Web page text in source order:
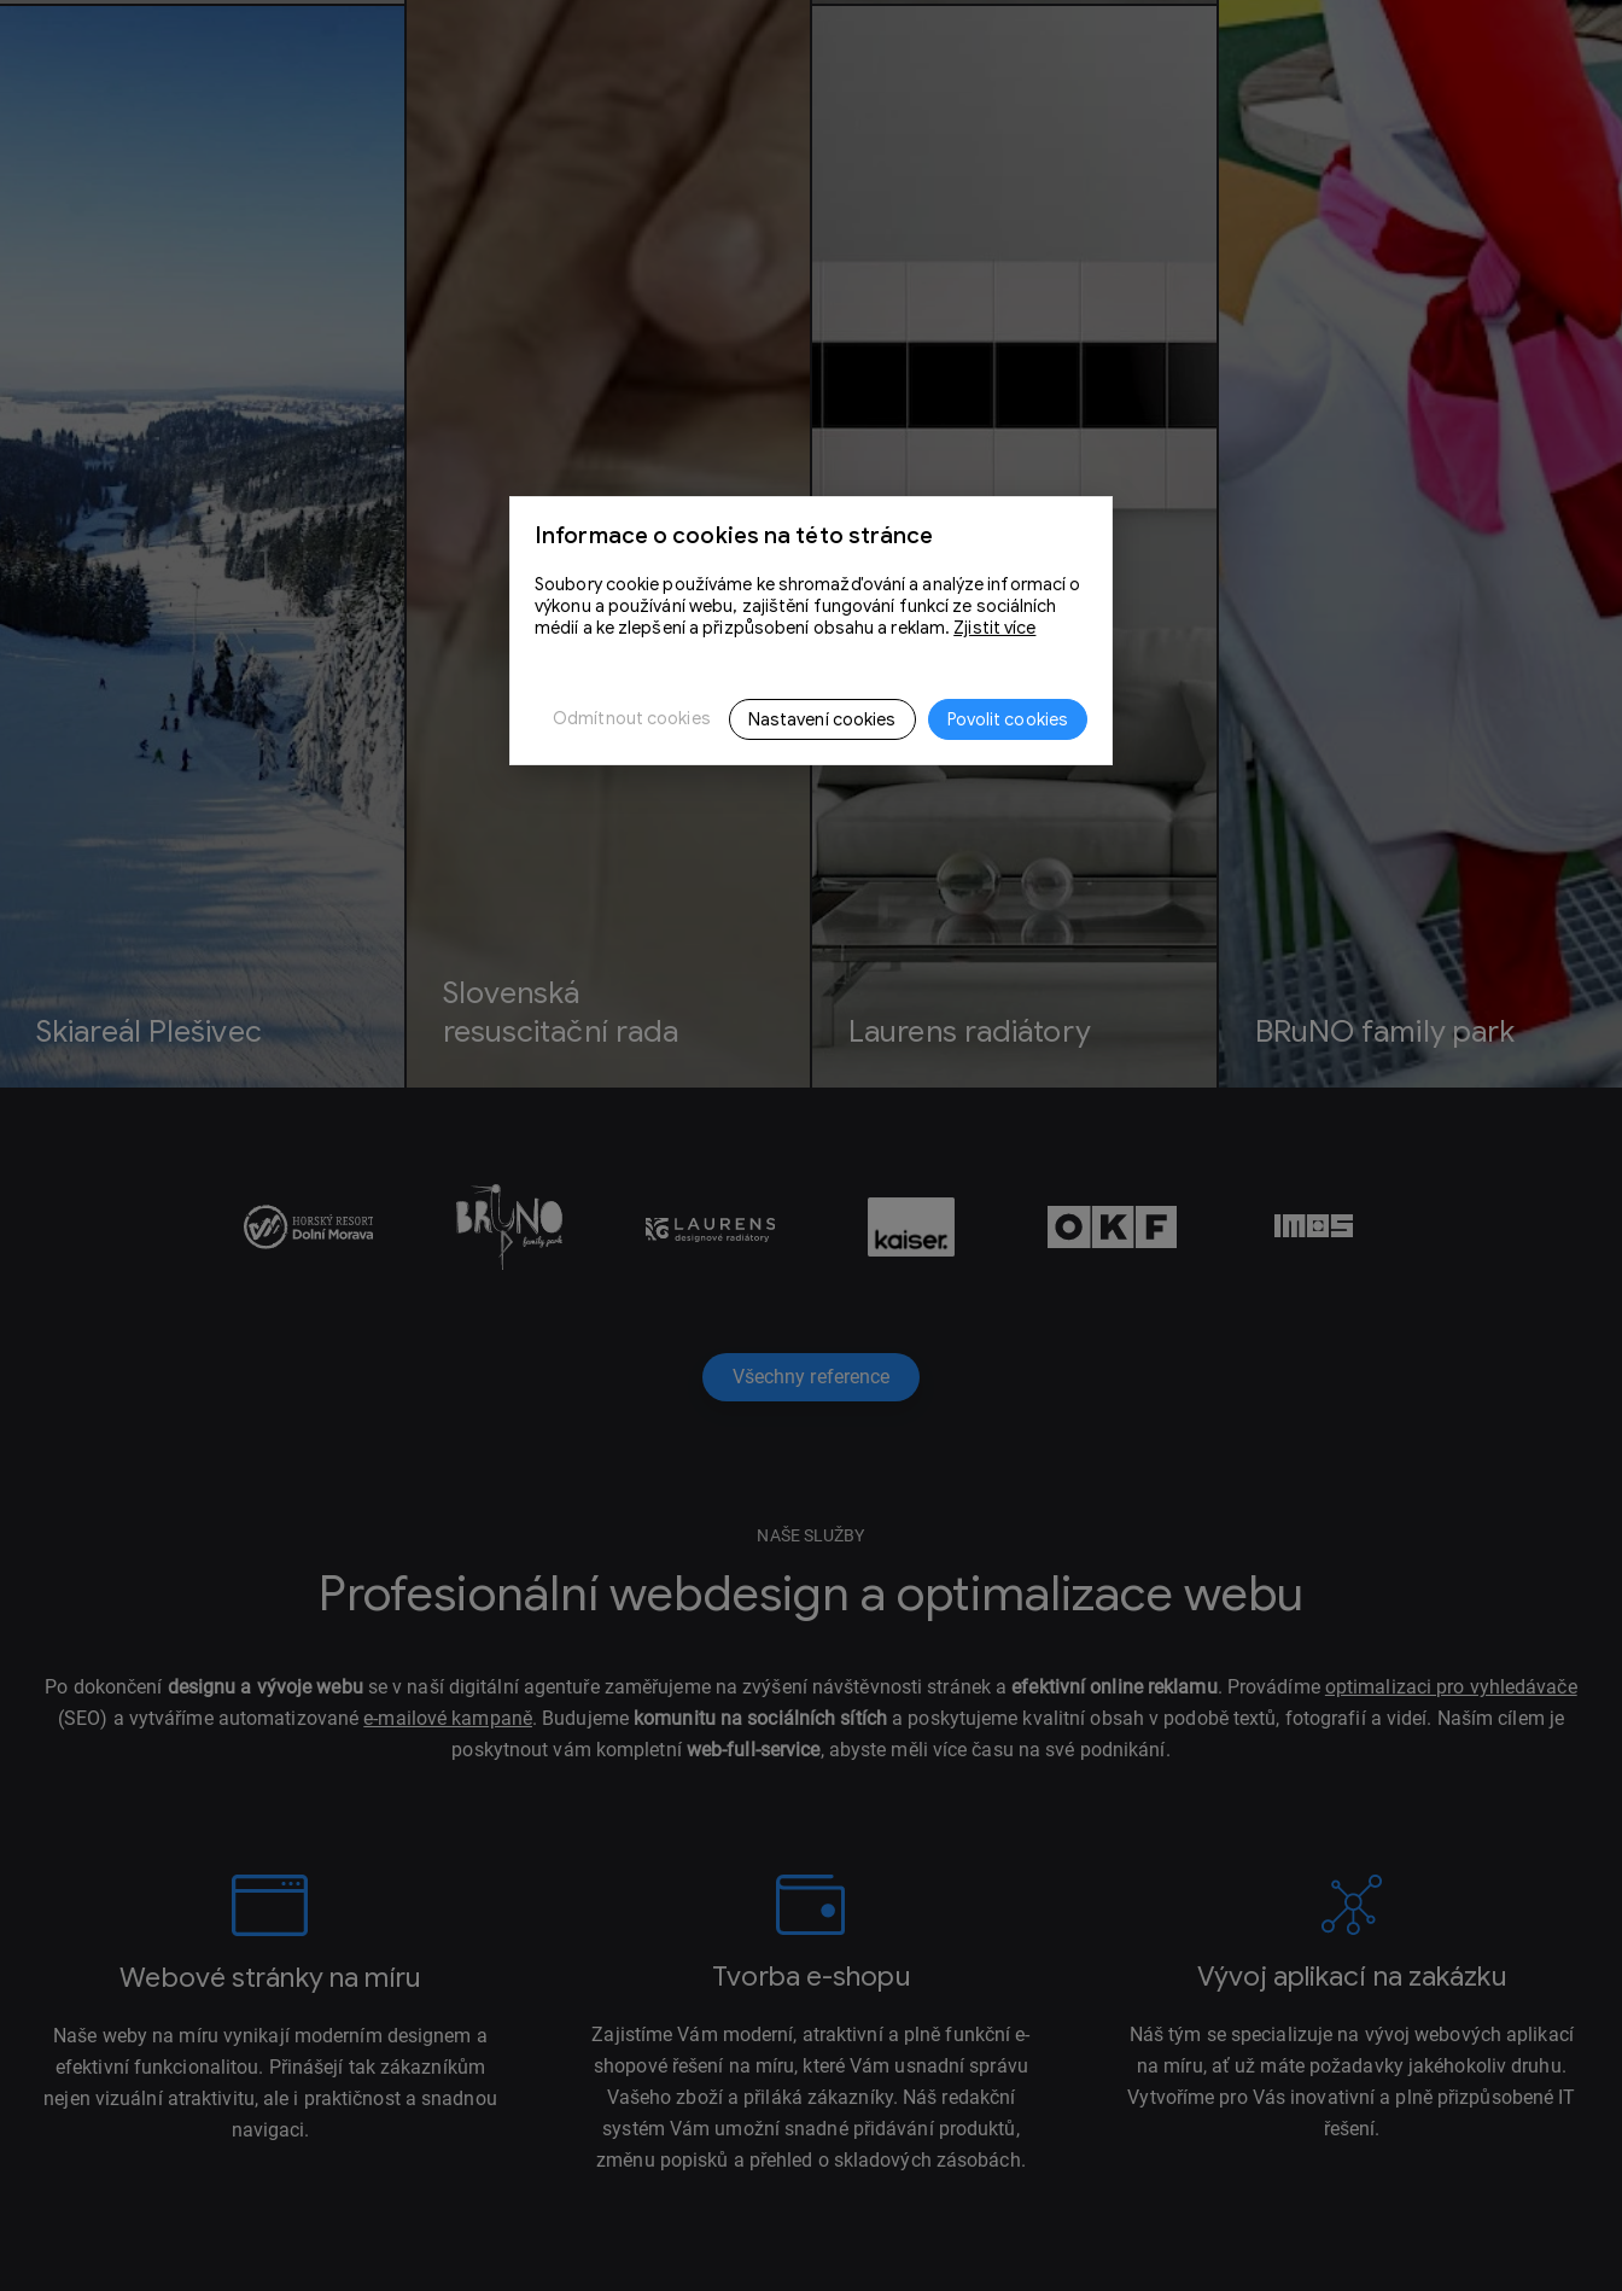
Informace o cookies na této stránce
Soubory cookie používáme ke shromažďování a analýze informací o
výkonu a používání webu, zajištění fungování funkcí ze sociálních
médií a ke zlepšení a přizpůsobení obsahu a reklam. Zjistit více
Povolit cookies
Nastavení cookies
Odmítnout cookies
Slovenská
resuscitační rada
BRuNO family park
Skiareál Plešivec Laurens radiátory
Všechny reference
NAŠE SLUŽBY
Profesionální webdesign a optimalizace webu
Po dokončení designu a vývoje webuse v naší digitální agentuře zaměřujeme na zvýšení návštěvnosti stránek aefektivní online reklamu. Provádíme optimalizaci pro vyhledávače
(SEO) a vytváříme automatizovanée-mailové kampaně. Budujeme komunitu na sociálních sítích a poskytujeme kvalitní obsah v podobě textů, fotografií a videí. Naším cílem je
poskytnout vám kompletní web-full-service, abyste měli více času na své podnikání.
Webové stránky na míru
Naše weby na míru vynikají moderním designem a
efektivní funkcionalitou. Přinášejí tak zákazníkům
nejen vizuální atraktivitu, ale i praktičnost a snadnou
navigaci.
Tvorba e-shopu
Zajistíme Vám moderní, atraktivní a plně funkční e-
shopové řešení na míru, které Vám usnadní správu
Vašeho zboží a přiláká zákazníky. Náš redakční
systém Vám umožní snadné přidávání produktů,
změnu popisků a přehled o skladových zásobách.
Vývoj aplikací na zakázku
Náš tým se specializuje na vývoj webových aplikací
na míru, ať už máte požadavky jakéhokoliv druhu.
Vytvoříme pro Vás inovativní a plně přizpůsobené IT
řešení.